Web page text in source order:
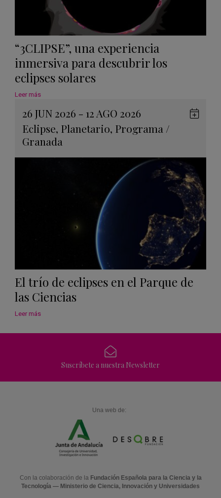
“3CLIPSE”, una experiencia
inmersiva para descubrir los
eclipses solares
Leer más
26 JUN 2026 - 12 AGO 2026
Eclipse, Planetario, Programa /
Granada
El trío de eclipses en el Parque de
las Ciencias
Leer más
Suscríbete a nuestra Newsletter
Una web de:
Con la colaboración de la Fundación Española para la Ciencia y la
Tecnología — Ministerio de Ciencia, Innovación y Universidades